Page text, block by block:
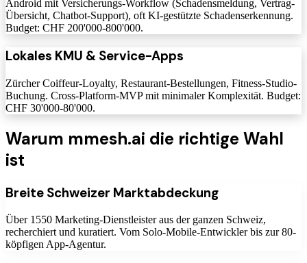
Android mit Versicherungs-Workflow (Schadensmeldung, Vertrag-
Übersicht, Chatbot-Support), oft KI-gestützte Schadenserkennung.
Budget: CHF 200'000-800'000.
Lokales KMU & Service-Apps
Zürcher Coiffeur-Loyalty, Restaurant-Bestellungen, Fitness-Studio-
Buchung. Cross-Platform-MVP mit minimaler Komplexität. Budget:
CHF 30'000-80'000.
Warum mmesh.ai die richtige Wahl
ist
Breite Schweizer Marktabdeckung
Über 1550 Marketing-Dienstleister aus der ganzen Schweiz,
recherchiert und kuratiert. Vom Solo-Mobile-Entwickler bis zur 80-
köpfigen App-Agentur.